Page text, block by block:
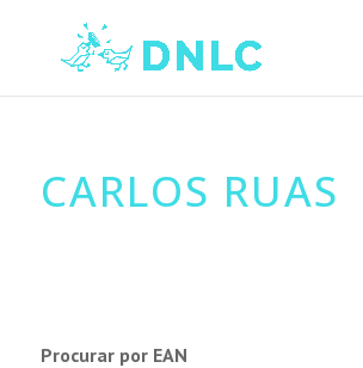
CARLOS RUAS
Procurar por EAN